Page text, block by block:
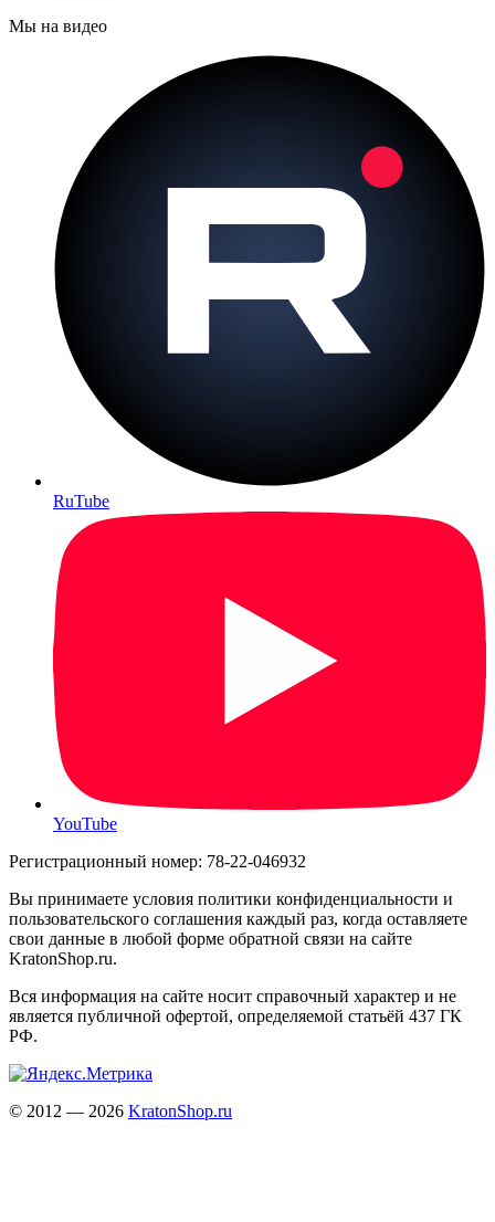
Мы на видео
RuTube
YouTube
Регистрационный номер: 78-22-046932
Вы принимаете условия политики конфиденциальности и
пользовательского соглашения каждый раз, когда оставляете
свои данные в любой форме обратной связи на сайте
KratonShop.ru.
Вся информация на сайте носит справочный характер и не
является публичной офертой, определяемой статьёй 437 ГК
РФ.
© 2012 — 2026 KratonShop.ru